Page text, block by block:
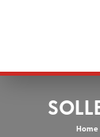
Home